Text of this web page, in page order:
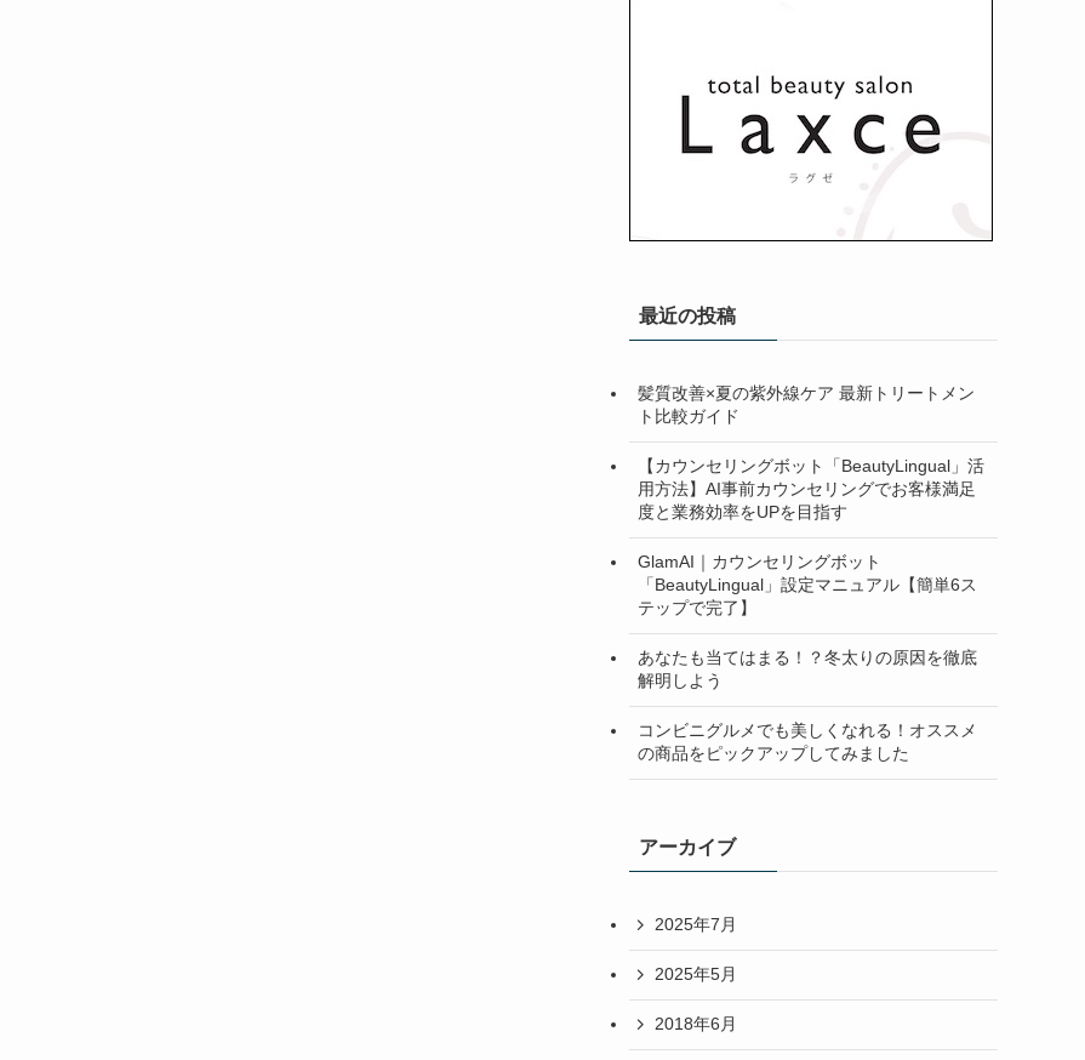
最近の投稿
髪質改善×夏の紫外線ケア 最新トリートメン
ト比較ガイド
【カウンセリングボット「BeautyLingual」活
用方法】AI事前カウンセリングでお客様満足
度と業務効率をUPを目指す
GlamAI｜カウンセリングボット
「BeautyLingual」設定マニュアル【簡単6ス
テップで完了】
あなたも当てはまる！？冬太りの原因を徹底
解明しよう
コンビニグルメでも美しくなれる！オススメ
の商品をピックアップしてみました
アーカイブ
2025年7月
2025年5月
2018年6月